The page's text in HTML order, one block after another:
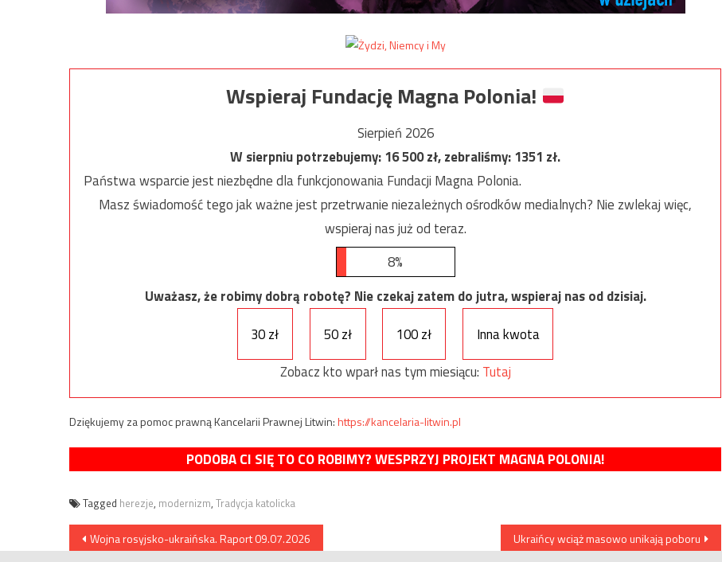
Wspieraj Fundację Magna Polonia!
Sierpień 2026
W sierpniu potrzebujemy:16 500zł, zebraliśmy:1351 zł.
Państwa wsparcie jest niezbędne dla funkcjonowania Fundacji Magna Polonia.
Masz świadomość tego jak ważne jest przetrwanie niezależnych ośrodków medialnych? Nie zwlekaj więc,
wspieraj nas już od teraz.
8%
Uważasz, że robimy dobrą robotę? Nie czekaj zatem do jutra, wspieraj nas od dzisiaj.
30 zł
50 zł 100 zł
Inna kwota
Zobacz kto wparł nas tym miesiącu: Tutaj
Dziękujemy za pomoc prawną Kancelarii Prawnej Litwin:https://kancelaria-litwin.pl
PODOBA CI SIĘ TO CO ROBIMY? WESPRZYJ PROJEKT MAGNA POLONIA!
Tagged herezje, modernizm, Tradycja katolicka
Nawigacja
Wojna rosyjsko-ukraińska. Raport 09.07.2026 Ukraińcy wciąż masowo unikają poboru